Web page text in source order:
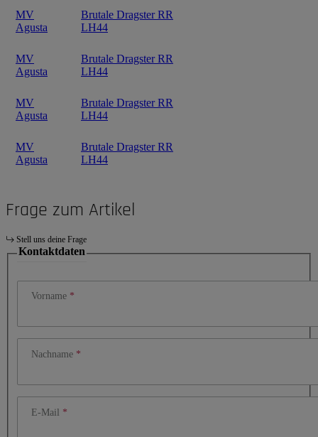
MV
Agusta
Brutale Dragster RR
LH44
MV
Agusta
Brutale Dragster RR
LH44
MV
Agusta
Brutale Dragster RR
LH44
MV
Agusta
Brutale Dragster RR
LH44
Frage zum Artikel
Stell uns deine Frage
Kontaktdaten
Vorname
Nachname
E-Mail